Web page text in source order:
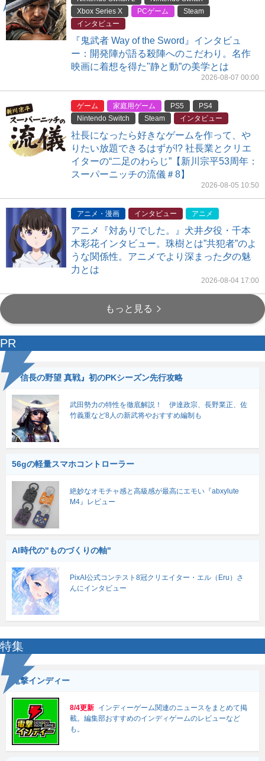
Xbox Series X
PCゲーム
Steam
インタビュー
『鬼武者 Way of the Sword』インタビュ
ー：開発陣が語る殺陣へのこだわり。名作
映画に着想を得た"静と動”の美学とは
2026-08-07 00:00
ゲーム 家庭用ゲーム PS5
PS4
Nintendo Switch
Steam インタビュー
社長になったら好きなゲームを作って、や
りたい放題できるはずが!? 社長業とクリエ
イターの“二足のわらじ”【新川宗平53周年：
スーパーニッチの流儀＃8】
2026-08-05 10:50
アニメ・漫画 インタビュー アニメ
アニメ『対ありでした。』犬井夕役・千本
木彩花インタビュー。珠樹とは”共犯者”のよ
うな関係性。アニメでより深まった夕の魅
力とは
2026-08-04 17:00
もっと見る
PR
『信長の野望 真戦』初のPKシーズン先行攻略
武田勢力の特性を徹底解説！ 伊達政宗、長野業正、佐
竹義重など8人の新武将やおすすめ編制も
56gの軽量スマホコントローラー
絶妙なオモチャ感と高級感が最高にエモい『abxylute
M4』レビュー
AI時代の"ものづくりの軸"
PixAI公式コンテスト8冠クリエイター・エル（Eru）さ
んにインタビュー
特集
電撃インディー
8/4更新 インディーゲーム関連のニュースをまとめて掲
載。編集部おすすめのインディゲームのレビューなど
も。